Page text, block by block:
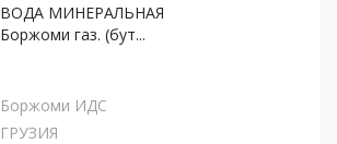
ВОДА МИНЕРАЛЬНАЯ
Боржоми газ. (бут...
Боржоми ИДС
ГРУЗИЯ